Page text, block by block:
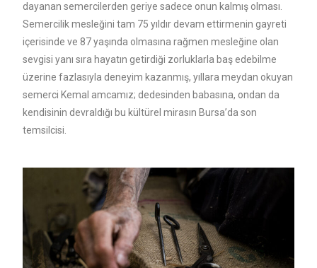
dayanan semercilerden geriye sadece onun kalmış olması.
Semercilik mesleğini tam 75 yıldır devam ettirmenin gayreti
içerisinde ve 87 yaşında olmasına rağmen mesleğine olan
sevgisi yanı sıra hayatın getirdiği zorluklarla baş edebilme
üzerine fazlasıyla deneyim kazanmış, yıllara meydan okuyan
semerci Kemal amcamız; dedesinden babasına, ondan da
kendisinin devraldığı bu kültürel mirasın Bursa’da son
temsilcisi.